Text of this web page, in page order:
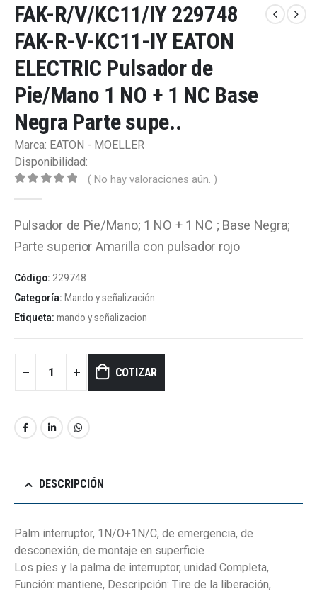
FAK-R/V/KC11/IY 229748
FAK-R-V-KC11-IY EATON
ELECTRIC Pulsador de
Pie/Mano 1 NO + 1 NC Base
Negra Parte supe..
Marca: EATON - MOELLER
Disponibilidad:
( No hay valoraciones aún. )
Pulsador de Pie/Mano; 1 NO + 1 NC ; Base Negra;
Parte superior Amarilla con pulsador rojo
Código: 229748
Categoría: Mando y señalización
Etiqueta: mando y señalizacion
COTIZAR
DESCRIPCIÓN
Palm interruptor, 1N/O+1N/C, de emergencia, de
desconexión, de montaje en superficie
Los pies y la palma de interruptor, unidad Completa,
Función: mantiene, Descripción: Tire de la liberación,